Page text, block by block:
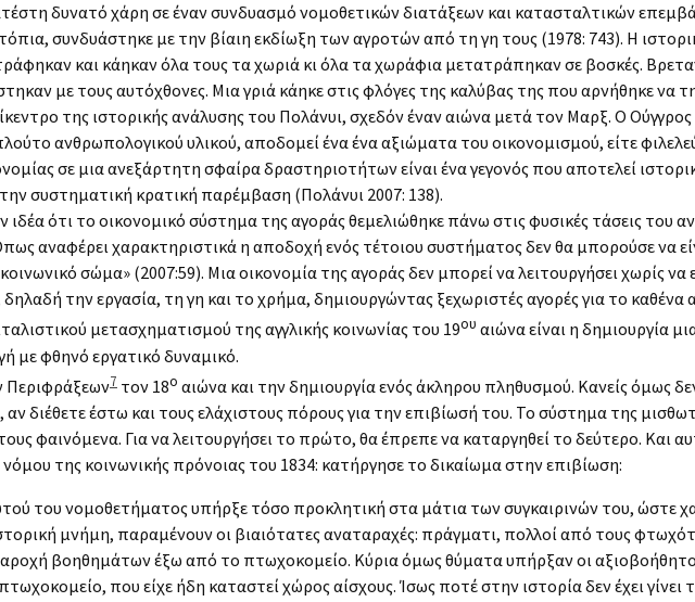
δυνατό χάρη σε έναν συνδυασμό νομοθετικών διατάξεων και κατασταλτικών
συνδυάστηκε με την βίαιη εκδίωξη των αγροτών από τη γη τους (1978: 743). Η
και κάηκαν όλα τους τα χωριά κι όλα τα χωράφια μετατράπηκαν σε βοσκές.
με τους αυτόχθονες. Μια γριά κάηκε στις φλόγες της καλύβας της που αρνήθηκε να
της ιστορικής ανάλυσης του Πολάνυι, σχεδόν έναν αιώνα μετά τον Μαρξ. Ο
ανθρωπολογικού υλικού, αποδομεί ένα ένα αξιώματα του οικονομισμού, είτε
σε μια ανεξάρτητη σφαίρα δραστηριοτήτων είναι ένα γεγονός που αποτελεί
συστηματική κρατική παρέμβαση (Πολάνυι 2007: 138).
ιδέα ότι το οικονομικό σύστημα της αγοράς θεμελιώθηκε πάνω στις φυσικές τάσεις του
αναφέρει χαρακτηριστικά η αποδοχή ενός τέτοιου συστήματος δεν θα μπορούσε να
σώμα» (2007:59). Μια οικονομία της αγοράς δεν μπορεί να λειτουργήσει χωρίς
την εργασία, τη γη και το χρήμα, δημιουργώντας ξεχωριστές αγορές για το
μετασχηματισμού της αγγλικής κοινωνίας του 19ου αιώνα είναι η δημιουργία
με φθηνό εργατικό δυναμικό.
Περιφράξεων7 τον 18ο αιώνα και την δημιουργία ενός άκληρου πληθυσμού. Κανείς όμως
διέθετε έστω και τους ελάχιστους πόρους για την επιβίωσή του. Το σύστημα της
φαινόμενα. Για να λειτουργήσει το πρώτο, θα έπρεπε να καταργηθεί το δεύτερο. Και
της κοινωνικής πρόνοιας του 1834: κατήργησε το δικαίωμα στην επιβίωση:
του νομοθετήματος υπήρξε τόσο προκλητική στα μάτια των συγκαιρινών του, ώστε
μνήμη, παραμένουν οι βιαιότατες αναταραχές: πράγματι, πολλοί από τους
βοηθημάτων έξω από το πτωχοκομείο. Κύρια όμως θύματα υπήρξαν οι
που είχε ήδη καταστεί χώρος αίσχους. Ίσως ποτέ στην ιστορία δεν έχει